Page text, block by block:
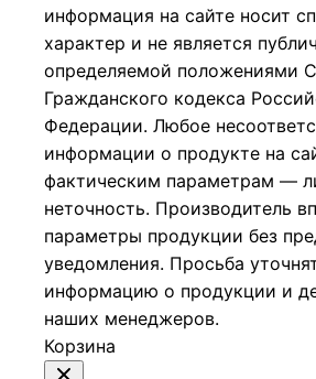
информация на сайте носит
характер и не является
определяемой положениями
Гражданского кодекса
Федерации. Любое
информации о продукте на
фактическим параметрам —
неточность. Производитель
параметры продукции без
уведомления. Просьба
информацию о продукции и
наших менеджеров.
Корзина